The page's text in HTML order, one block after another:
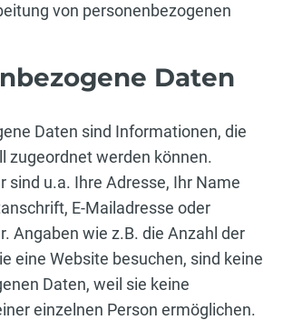
von personenbezogenen
Daten
Daten sind Informationen, die
zugeordnet werden können.
sind u.a. Ihre Adresse, Ihr Name
E-Mailadresse oder
Angaben wie z.B. die Anzahl der
eine Website besuchen, sind keine
Daten, weil sie keine
einzelnen Person ermöglichen.